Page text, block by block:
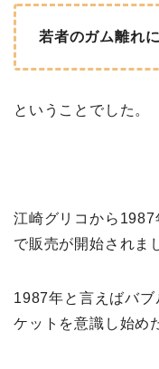
若者のガム離れ
ということでした。
江崎グリコから1987
で販売が開始されま
1987年と言えばバ
ケットを意識し始め